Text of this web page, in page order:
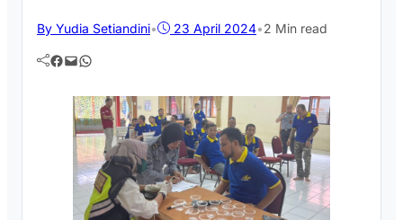
By Yudia Setiandini• 23 April 2024•2 Min read
Facebook Mail WhatsApp